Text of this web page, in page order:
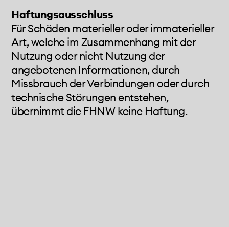
Haftungsausschluss
Für Schäden materieller oder immaterieller
Art, welche im Zusammenhang mit der
Nutzung oder nicht Nutzung der
angebotenen Informationen, durch
Missbrauch der Verbindungen oder durch
technische Störungen entstehen,
übernimmt die FHNW keine Haftung.